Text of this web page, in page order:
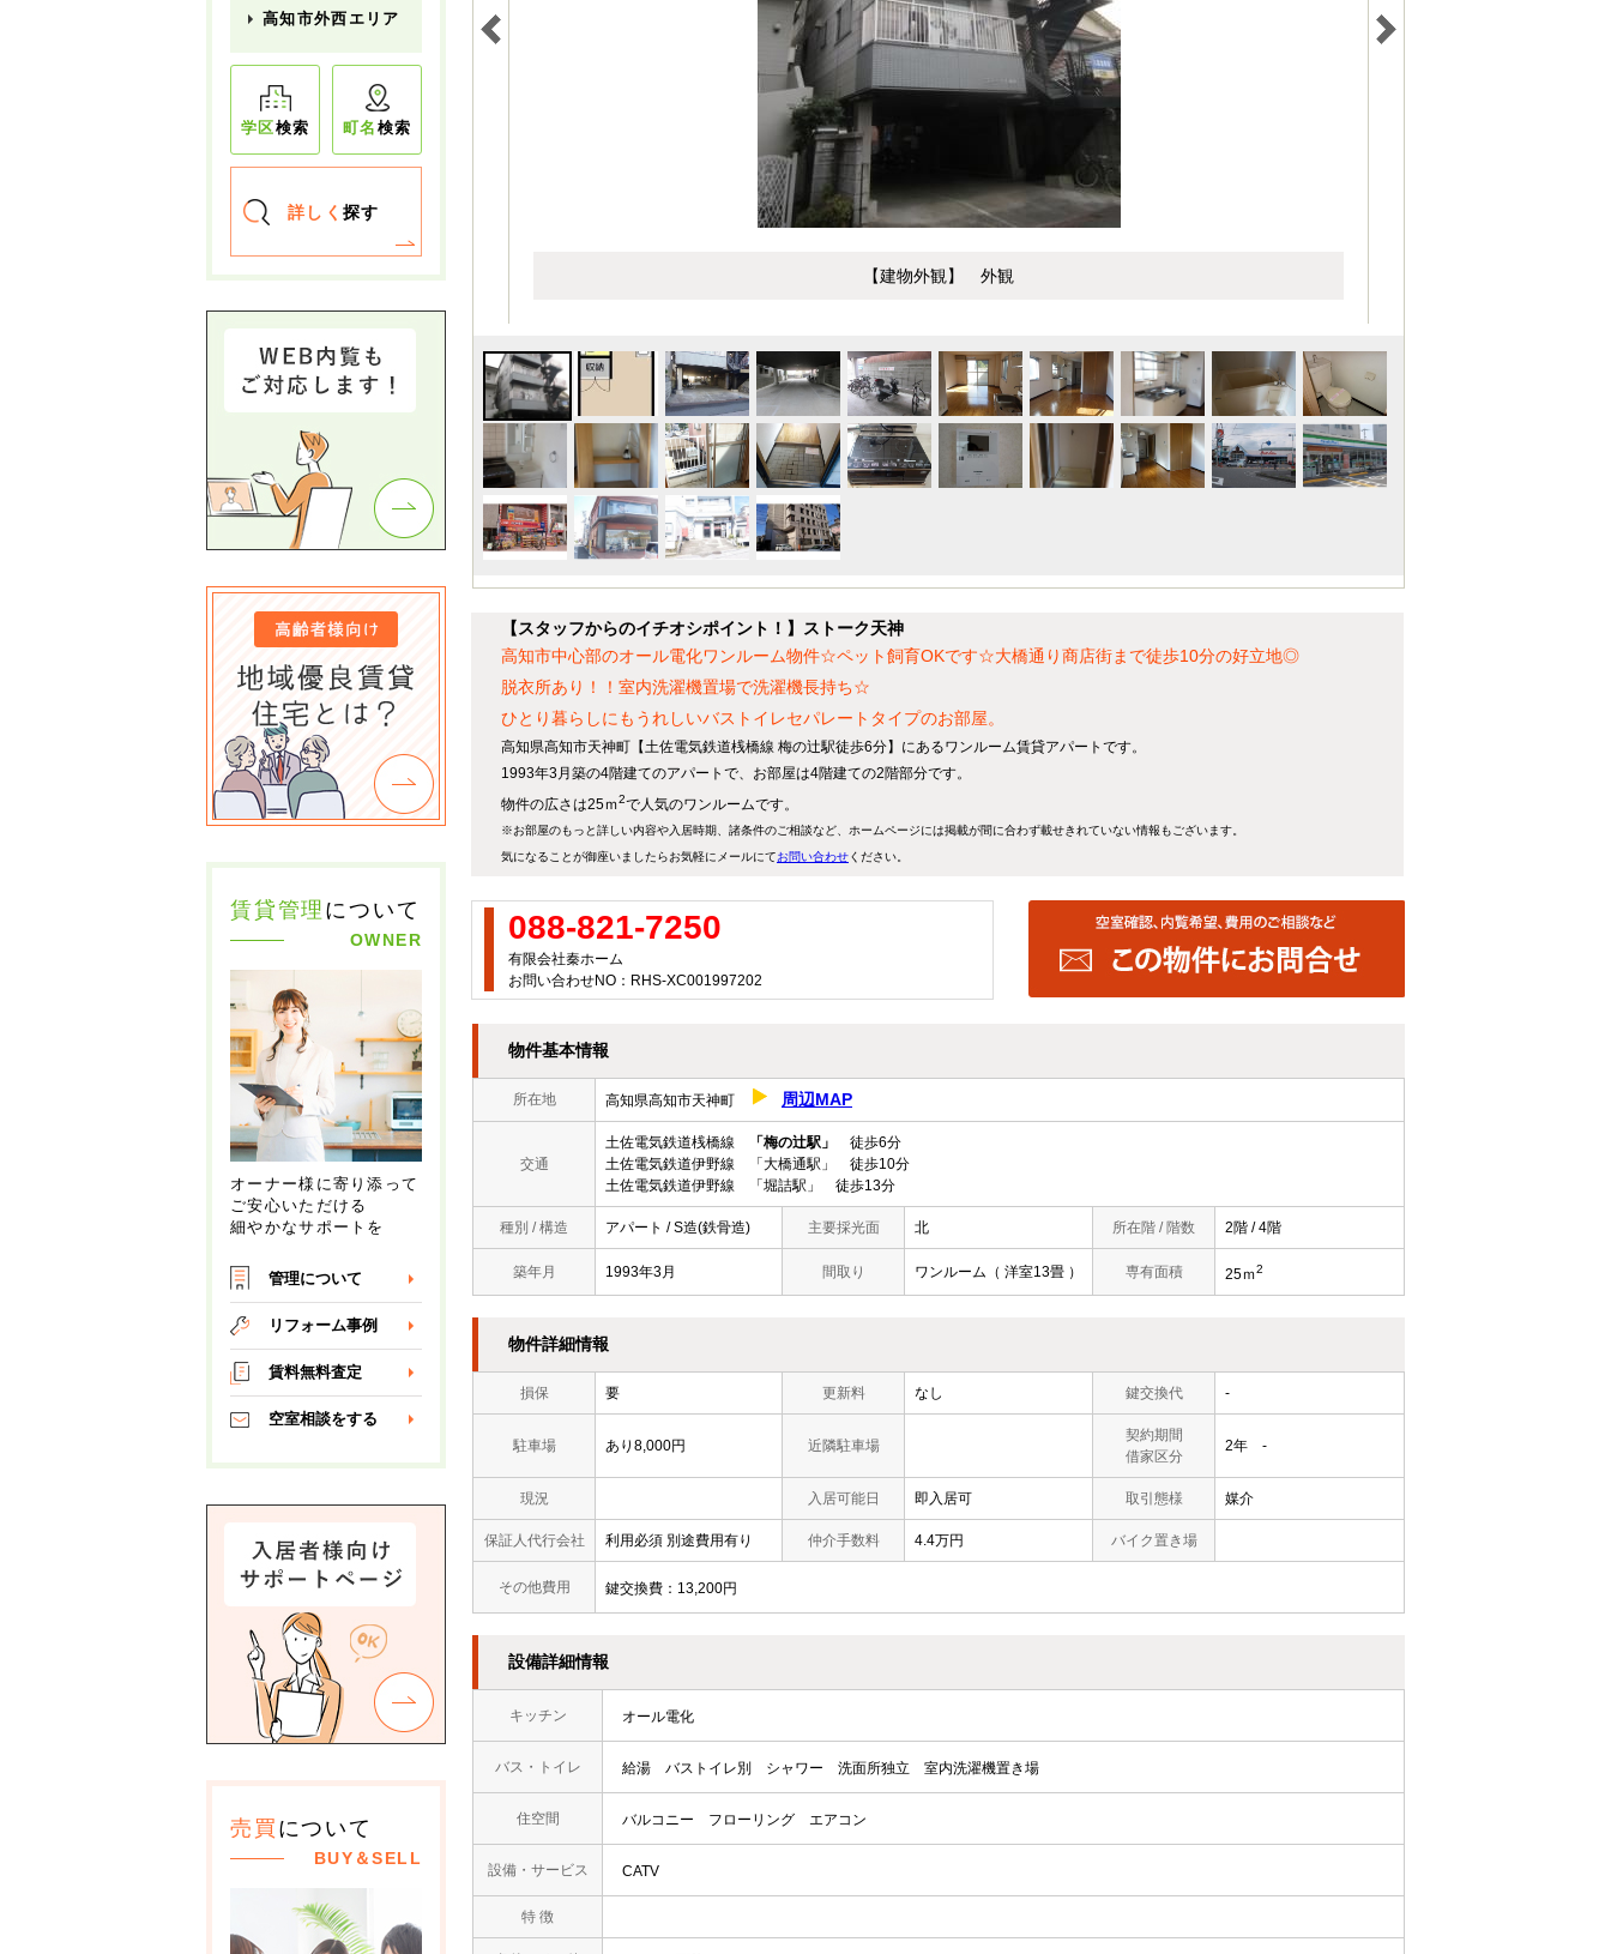
【建物外観】 外観
【スタッフからのイチオシポイント！】ストーク天神
高知市中心部のオール電化ワンルーム物件☆ペット飼育OKです☆大橋通り商店街まで徒歩10分の好立地◎
脱衣所あり！！室内洗濯機置場で洗濯機長持ち☆
ひとり暮らしにもうれしいバストイレセパレートタイプのお部屋。
高知県高知市天神町【土佐電気鉄道桟橋線 梅の辻駅徒歩6分】にあるワンルーム賃貸アパートです。
1993年3月築の4階建てのアパートで、お部屋は4階建ての2階部分です。
物件の広さは25ｍ2で人気のワンルームです。
※お部屋のもっと詳しい内容や入居時期、諸条件のご相談など、ホームページには掲載が間に合わず載せきれていない情報もございます。
気になることが御座いましたらお気軽にメールにてお問い合わせください。
088-821-7250
有限会社秦ホーム
お問い合わせNO：RHS-XC001997202
物件基本情報
所在地 高知県高知市天神町 周辺MAP
交通
土佐電気鉄道桟橋線 「梅の辻駅」
徒歩6分
土佐電気鉄道伊野線 「大橋通駅」 徒歩10分
土佐電気鉄道伊野線 「堀詰駅」 徒歩13分
種別 / 構造 アパート / S造(鉄骨造) 主要採光面 北 所在階 / 階数 2階 / 4階
築年月 1993年3月 間取り ワンルーム（ 洋室13畳 ） 専有面積 25ｍ2
物件詳細情報
損保 要 更新料 なし 鍵交換代 -
駐車場 あり8,000円 近隣駐車場
契約期間
借家区分
2年 -
現況 入居可能日 即入居可 取引態様 媒介
保証人代行会社 利用必須 別途費用有り 仲介手数料 4.4万円 バイク置き場
その他費用 鍵交換費：13,200円
設備詳細情報
キッチン オール電化
バス・トイレ 給湯 バストイレ別 シャワー 洗面所独立 室内洗濯機置き場
住空間 バルコニー フローリング エアコン
設備・サービス CATV
特 徴
高知市外西エリア
学区検索 町名 検索
詳しく 探す
賃貸管理 について
OWNER
オーナー様に寄り添って
ご安心いただける
細やかなサポートを
管理について
リフォーム事例
賃料無料査定
空室相談をする
売買 について
BUY＆SELL